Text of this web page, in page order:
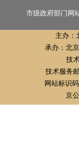
市级政府部门网
主办：
承办：北
技
技术服务
网站标识码
京